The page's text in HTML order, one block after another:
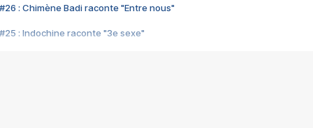
#26 : Chimène Badi raconte "Entre nous"
#25 : Indochine raconte "3e sexe"